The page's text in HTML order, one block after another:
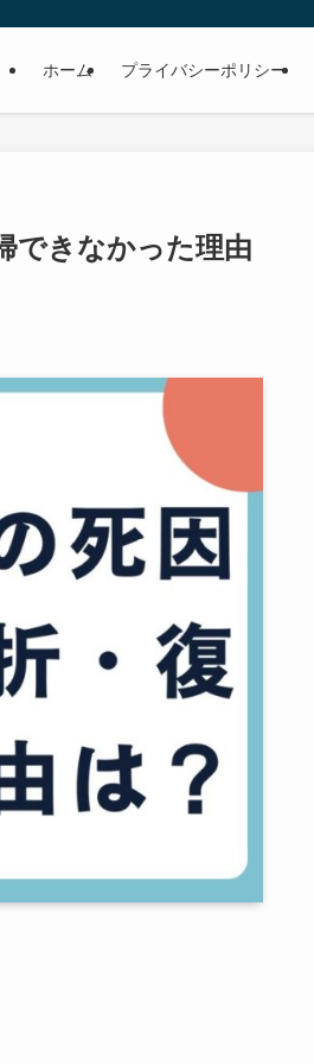
ホーム プライバシーポリシー
できなかった理由